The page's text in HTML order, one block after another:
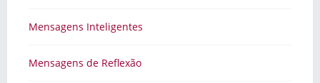
Mensagens Inteligentes
Mensagens de Reflexão